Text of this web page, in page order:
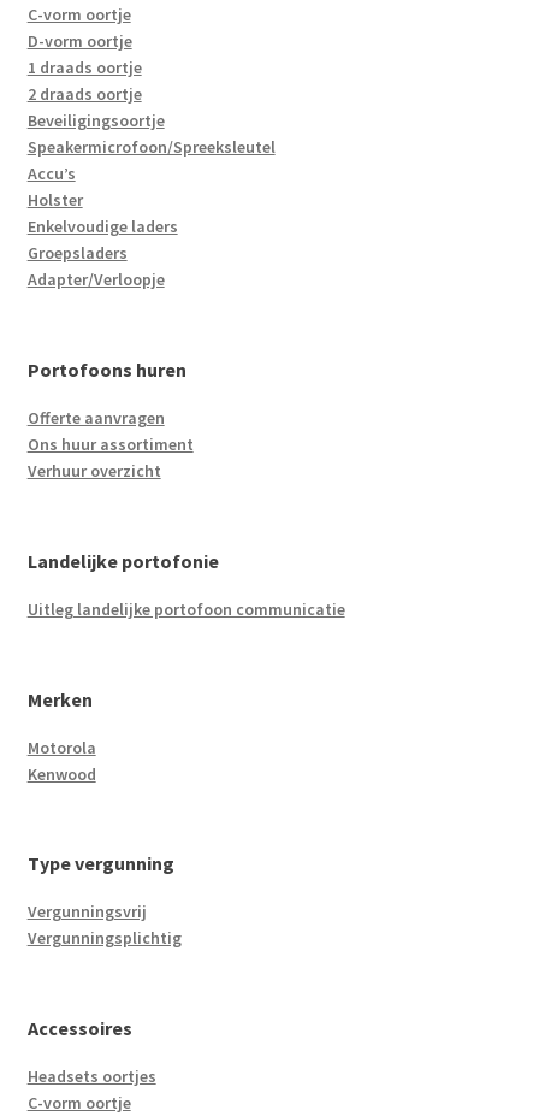
C-vorm oortje
D-vorm oortje
1 draads oortje
2 draads oortje
Beveiligingsoortje
Speakermicrofoon/Spreeksleutel
Accu’s
Holster
Enkelvoudige laders
Groepsladers
Adapter/Verloopje
Portofoons huren
Offerte aanvragen
Ons huur assortiment
Verhuur overzicht
Landelijke portofonie
Uitleg landelijke portofoon communicatie
Merken
Motorola
Kenwood
Type vergunning
Vergunningsvrij
Vergunningsplichtig
Accessoires
Headsets oortjes
C-vorm oortje